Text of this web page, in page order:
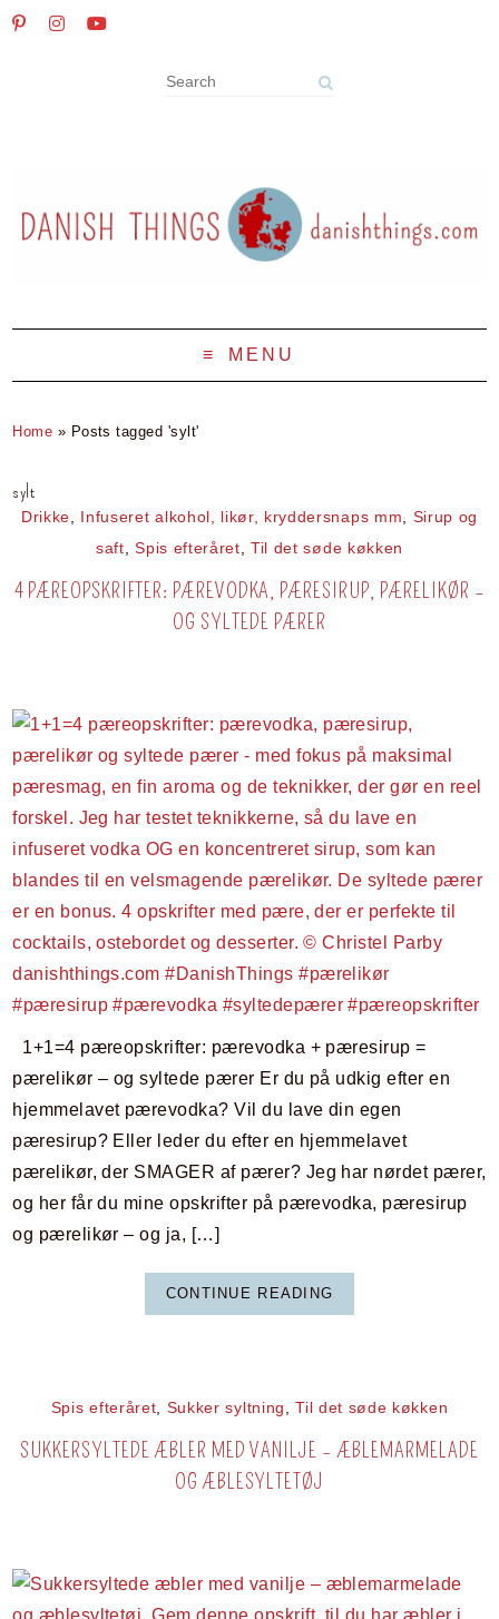
MENU
Home » Posts tagged 'sylt'
sylt
Drikke, Infuseret alkohol, likør, kryddersnaps mm, Sirup og
saft,Spis efteråret,Til det søde køkken
4 PÆREOPSKRIFTER: PÆREVODKA, PÆRESIRUP, PÆRELIKØR –
OG SYLTEDE PÆRER
1+1=4 pæreopskrifter: pærevodka + pæresirup =
pærelikør – og syltede pærer Er du på udkig efter en
hjemmelavet pærevodka? Vil du lave din egen
pæresirup? Eller leder du efter en hjemmelavet
pærelikør, der SMAGER af pærer? Jeg har nørdet pærer,
og her får du mine opskrifter på pærevodka, pæresirup
og pærelikør – og ja, […]
CONTINUE READING
Spis efteråret, Sukker syltning ,Til det søde køkken
SUKKERSYLTEDE ÆBLER MED VANILJE – ÆBLEMARMELADE
OG ÆBLESYLTETØJ